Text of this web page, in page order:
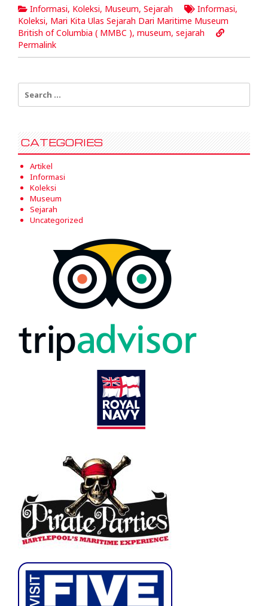
Informasi, Koleksi, Museum, Sejarah Informasi,
Koleksi, Mari Kita Ulas Sejarah Dari Maritime Museum
British of Columbia ( MMBC ), museum, sejarah
Permalink
Search
for:
CATEGORIES
Artikel
Informasi
Koleksi
Museum
Sejarah
Uncategorized